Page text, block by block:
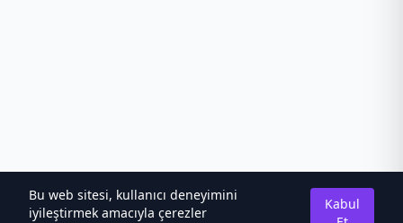
Bu web sitesi, kullanıcı deneyimini
iyileştirmek amacıyla çerezler
Kabul